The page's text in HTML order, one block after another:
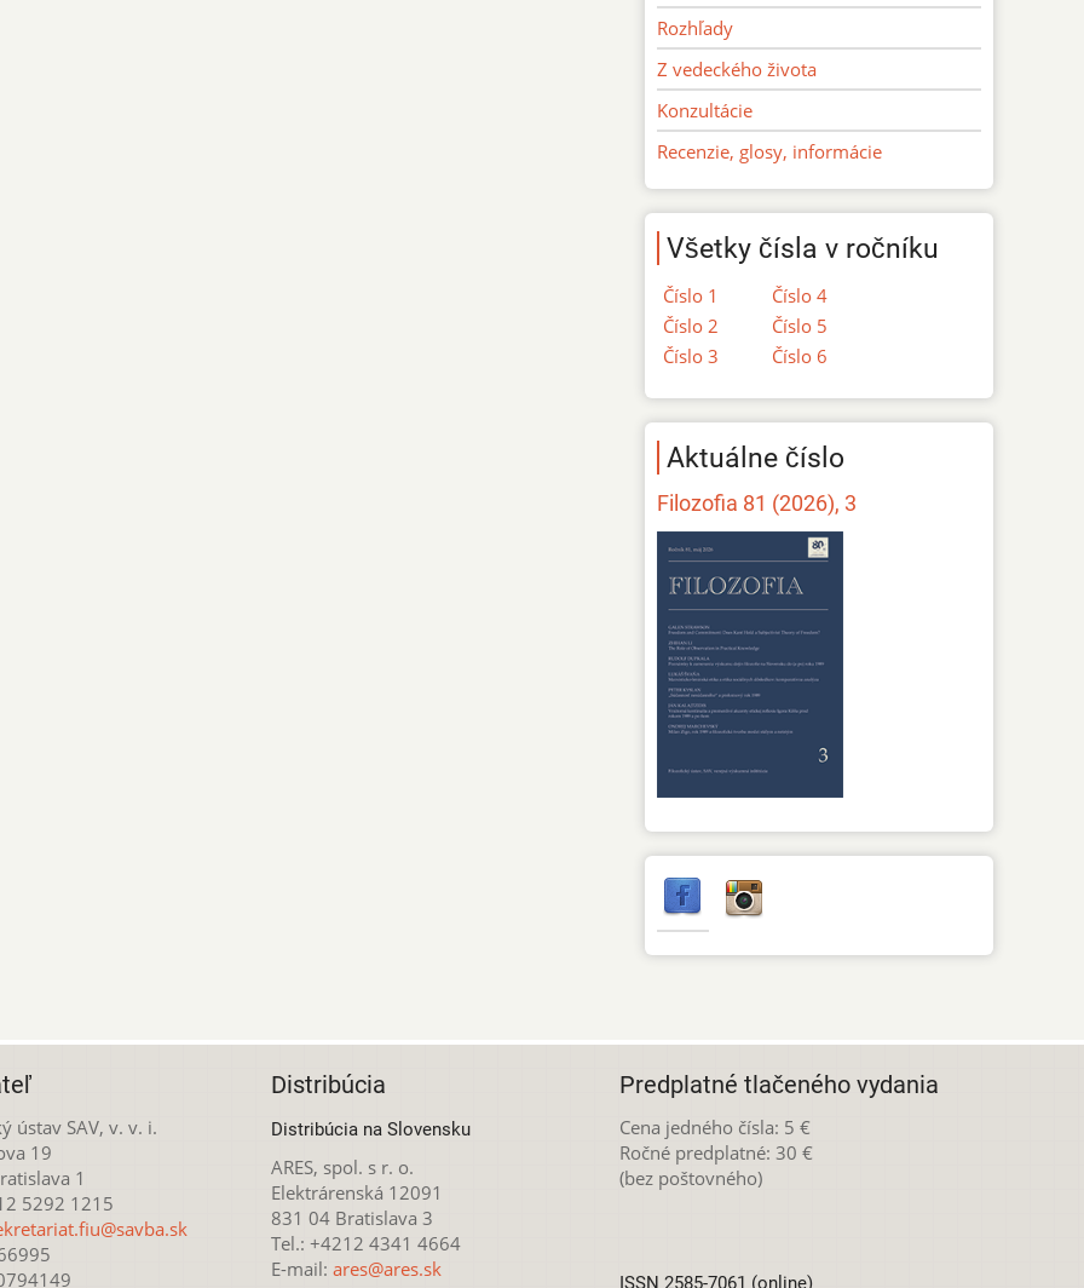
Rozhľady
Z vedeckého života
Konzultácie
Recenzie, glosy, informácie
Všetky čísla v ročníku
Číslo 1
Číslo 2
Číslo 3
Číslo 4
Číslo 5
Číslo 6
Aktuálne číslo
Filozofia 81 (2026), 3
ústav SAV, v. v. i.
19
1
5292 1215
Distribúcia
Distribúcia na Slovensku
ARES, spol. s r. o.
Elektrárenská 12091
831 04 Bratislava 3
Tel.: +4212 4341 4664
E-mail: ares@ares.sk
Predplatné tlačeného vydania
Cena jedného čísla: 5 €
Ročné predplatné: 30 €
(bez poštovného)
ISSN 2585-7061 (online)